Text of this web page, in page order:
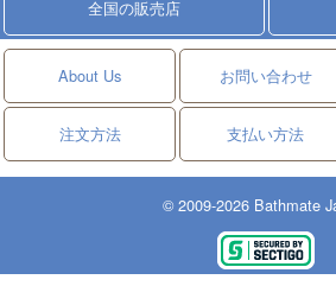
全国の販売店
About Us お問い合わせ
注文方法 支払い方法
© 2009-2026 Bathmate